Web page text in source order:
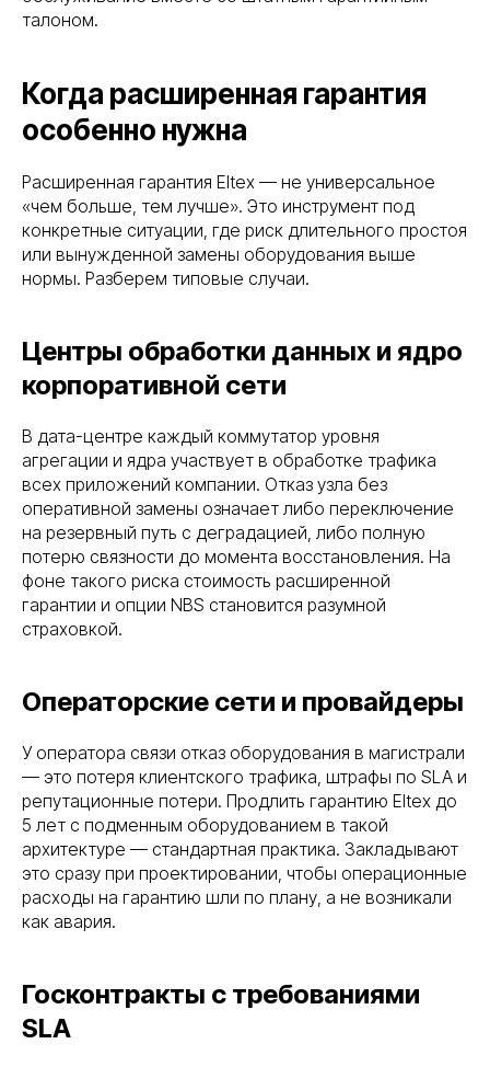
талоном.
Когда расширенная гарантия
особенно нужна
Расширенная гарантия Eltex — не универсальное
«чем больше, тем лучше». Это инструмент под
конкретные ситуации, где риск длительного простоя
или вынужденной замены оборудования выше
нормы. Разберем типовые случаи.
Центры обработки данных и ядро
корпоративной сети
В дата-центре каждый коммутатор уровня
агрегации и ядра участвует в обработке трафика
всех приложений компании. Отказ узла без
оперативной замены означает либо переключение
на резервный путь с деградацией, либо полную
потерю связности до момента восстановления. На
фоне такого риска стоимость расширенной
гарантии и опции NBS становится разумной
страховкой.
Операторские сети и провайдеры
У оператора связи отказ оборудования в магистрали
— это потеря клиентского трафика, штрафы по SLA и
репутационные потери. Продлить гарантию Eltex до
5 лет с подменным оборудованием в такой
архитектуре — стандартная практика. Закладывают
это сразу при проектировании, чтобы операционные
расходы на гарантию шли по плану, а не возникали
как авария.
Госконтракты с требованиями
SLA